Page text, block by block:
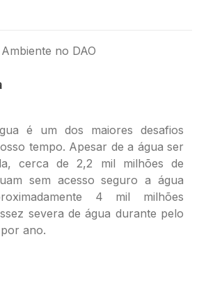
é um dos maiores desafios
tempo. Apesar de a água ser
cerca de 2,2 mil milhões de
sem acesso seguro a água
4 mil milhões
severa de água durante pelo
ano.